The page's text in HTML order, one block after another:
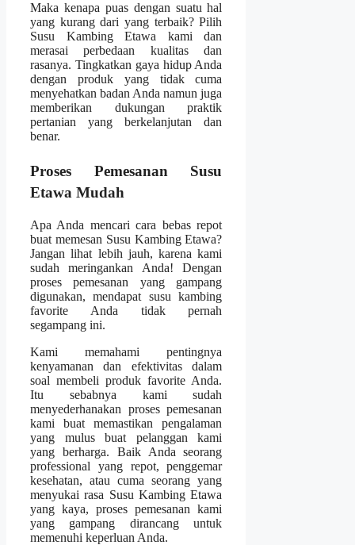
Maka kenapa puas dengan suatu hal
yang kurang dari yang terbaik? Pilih
Susu Kambing Etawa kami dan
merasai perbedaan kualitas dan
rasanya. Tingkatkan gaya hidup Anda
dengan produk yang tidak cuma
menyehatkan badan Anda namun juga
memberikan dukungan praktik
pertanian yang berkelanjutan dan
benar.
Proses Pemesanan Susu
Etawa Mudah
Apa Anda mencari cara bebas repot
buat memesan Susu Kambing Etawa?
Jangan lihat lebih jauh, karena kami
sudah meringankan Anda! Dengan
proses pemesanan yang gampang
digunakan, mendapat susu kambing
favorite Anda tidak pernah
segampang ini.
Kami memahami pentingnya
kenyamanan dan efektivitas dalam
soal membeli produk favorite Anda.
Itu sebabnya kami sudah
menyederhanakan proses pemesanan
kami buat memastikan pengalaman
yang mulus buat pelanggan kami
yang berharga. Baik Anda seorang
professional yang repot, penggemar
kesehatan, atau cuma seorang yang
menyukai rasa Susu Kambing Etawa
yang kaya, proses pemesanan kami
yang gampang dirancang untuk
memenuhi keperluan Anda.